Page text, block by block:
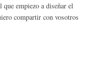
empiezo a diseñar el
compartir con vosotros